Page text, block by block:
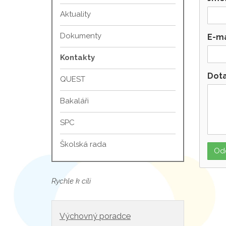
Aktuality
Dokumenty
Kontakty
QUEST
Bakaláři
SPC
Školská rada
Rychle k cíli
Výchovný poradce
E-